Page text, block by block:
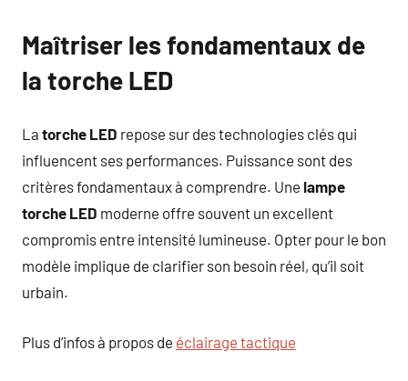
Maîtriser les fondamentaux de
la torche LED
La torche LED repose sur des technologies clés qui
influencent ses performances. Puissance sont des
critères fondamentaux à comprendre. Une lampe
torche LED moderne offre souvent un excellent
compromis entre intensité lumineuse. Opter pour le bon
modèle implique de clarifier son besoin réel, qu’il soit
urbain.
Plus d’infos à propos de éclairage tactique